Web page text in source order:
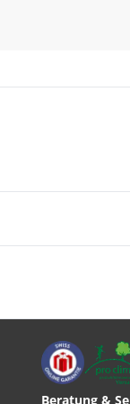
Beratung &